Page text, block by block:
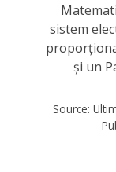
sistem
și un
Source: